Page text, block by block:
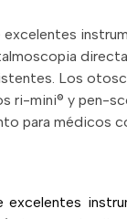
Los
ri-mini® y pen-
para médicos
excelentes